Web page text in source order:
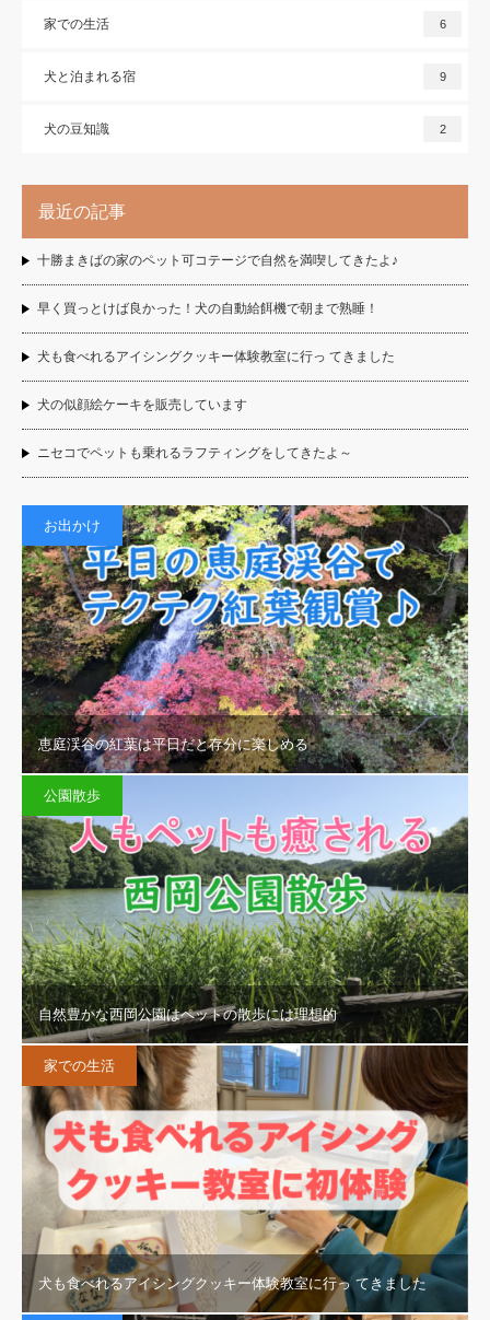
家での生活 6
犬と泊まれる宿 9
犬の豆知識 2
最近の記事
十勝まきばの家のペット可コテージで自然を満喫してきたよ♪
早く買っとけば良かった！犬の自動給餌機で朝まで熟睡！
犬も食べれるアイシングクッキー体験教室に行っ てきました
犬の似顔絵ケーキを販売しています
ニセコでペットも乗れるラフティングをしてきたよ～
お出かけ
恵庭渓谷の紅葉は平日だと存分に楽しめる
公園散歩
自然豊かな西岡公園はペットの散歩には理想的
家での生活
犬も食べれるアイシングクッキー体験教室に行っ てきました